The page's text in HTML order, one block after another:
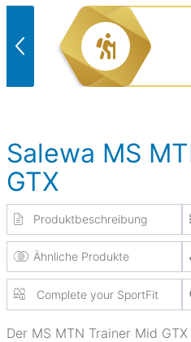
Salewa MS
GTX
Produktbeschreibung
Ähnliche Produkte
Complete your SportFit
Der MS MTN Trainer Mid